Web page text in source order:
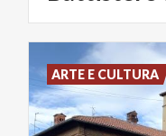
ARTE E CULTURA